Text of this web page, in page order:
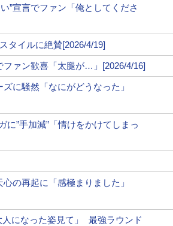
”宣言でファン「俺としてくださ
タイルに絶賛[2026/4/19]
ファン歓喜「太腿が…」[2026/4/16]
に騒然「なにがどうなった」
”手加減”「情けをかけてしまっ
の再起に「感極まりました」
人になった姿見て」 最強ラウンド